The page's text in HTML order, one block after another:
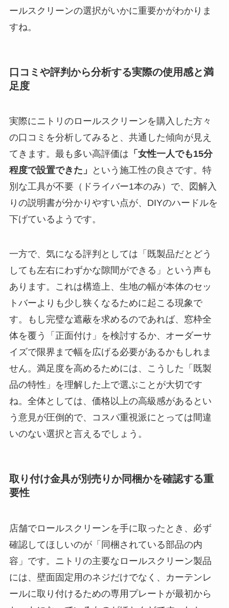
ールスクリーンの選択がいかに重要かがわかりま
すね。
口コミや評判から分析する実際の使用感と満
足度
実際にニトリのロールスクリーンを購入した方々
の口コミを分析してみると、共通した傾向が見え
てきます。最も多い高評価は 「女性一人でも15分
程度で設置できた」
という施工性の良さです。特
別な工具が不要（ドライバー1本のみ）で、図解入
りの説明書が分かりやすい点が、DIYのハードルを
下げているようです。
一方で、気になる評判としては「既製品だとどう
しても左右にわずかな隙間ができる」という声も
あります。これは構造上、生地の幅が本体のセッ
トバーよりも少し狭くなるために起こる現象で
す。もし完璧な遮蔽を求めるのであれば、窓枠全
体を覆う「正面付け」を検討するか、オーダーサ
イズで限界まで幅を広げる必要があるかもしれま
せん。満足度を高めるためには、こうした「既製
品の特性」を理解した上で選ぶことが大切です
ね。全体としては、価格以上の高級感があるとい
う意見が圧倒的で、コスパ重視派にとっては間違
いのない選択と言えるでしょう。
取り付け金具が別売りか同梱かを確認する重
要性
店舗でロールスクリーンを手に取ったとき、必ず
確認してほしいのが「同梱されている部品の内
容」です。ニトリの主要なロールスクリーン製品
には、壁面固定用のネジだけでなく、カーテンレ
ールに取り付けるための専用プレートが最初から